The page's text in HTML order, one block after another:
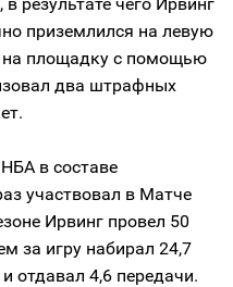
приземлился на левую
на площадку с помощью
два штрафных
в составе
участвовал в Матче
Ирвинг провел 50
за игру набирал 24,7
отдавал 4,6 передачи.